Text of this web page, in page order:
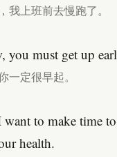
我上班前去慢跑了。
you must get up
一定很早起。
to make time to
health.